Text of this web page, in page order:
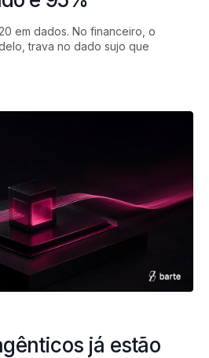
em dados. No financeiro, o
trava no dado sujo que
já estão